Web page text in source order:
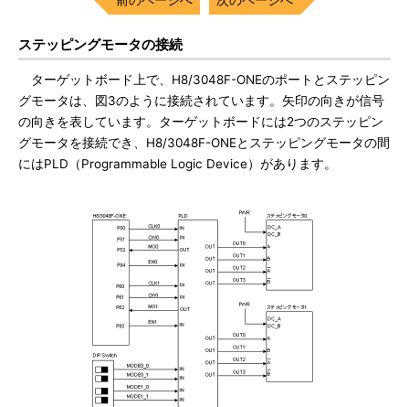
ステッピングモータの接続
ターゲットボード上で、H8/3048F-ONEのポートとステッピン
グモータは、図3のように接続されています。矢印の向きが信号
の向きを表しています。ターゲットボードには2つのステッピン
グモータを接続でき、H8/3048F-ONEとステッピングモータの間
にはPLD（Programmable Logic Device）があります。